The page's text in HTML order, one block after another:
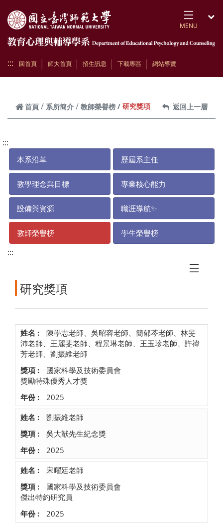
MENU
::: 回首頁 師大首頁 招生訊息 下載專區 網站導覽
首頁 系所簡介 教師榮譽榜 研究獎項 返回上一層
:::
本系沿革 歷屆系主任
教學理念與目標 專業核心能力
設備與資源 職涯導航✨
教師榮譽榜 學生榮譽榜
:::
研究獎項
陳學志老師、吳昭容老師、簡郁芩老師、林旻
沛老師、王麗斐老師、程景琳老師、王玉珍老師、許禕
芳老師、劉振維老師
國家科學及技術委員會
獎勵特殊優秀人才獎
2025
劉振維老師
吳大猷先生紀念獎
2025
宋曜廷老師
國家科學及技術委員會
傑出特約研究員
2025